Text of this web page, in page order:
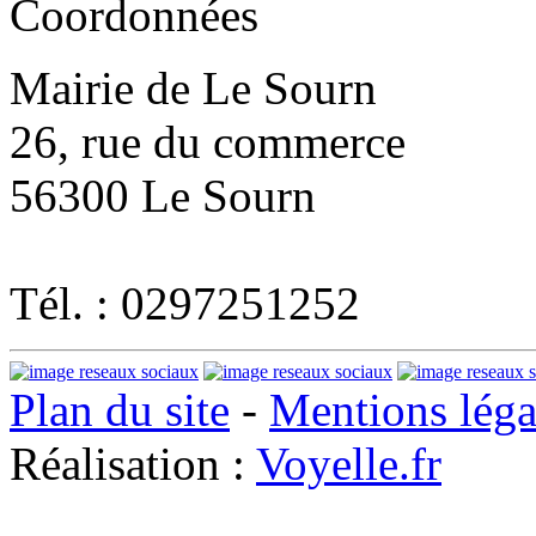
Coordonnées
Mairie de Le Sourn
26, rue du commerce
56300 Le Sourn
Tél. : 0297251252
Plan du site - Mentions
Réalisation : Voyelle.fr